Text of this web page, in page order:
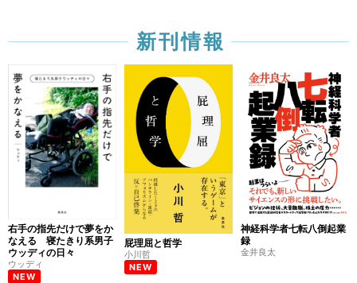
新刊情報
右手の指先だけで夢をか
なえる 寝たきり系男子
ウッディの日々
ウッディ
NEW
屁理屈と哲学
小川哲
NEW
神経科学者七転八倒起業
録
金井良太